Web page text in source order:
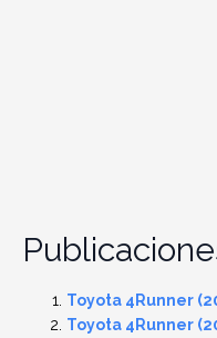
Toyota 4Runner
Toyota 4Runner